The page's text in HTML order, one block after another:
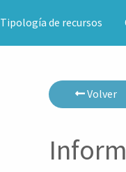
Tipología de recursos
Volver